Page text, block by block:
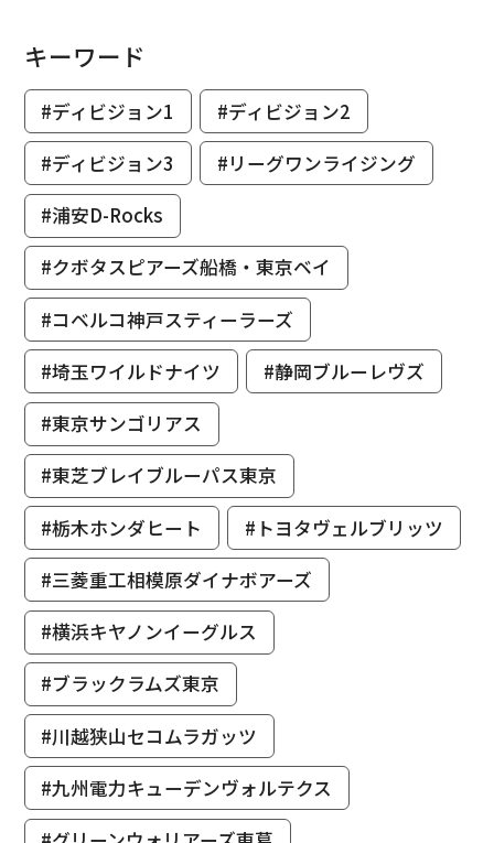
キーワード
#ディビジョン1
#ディビジョン2
#ディビジョン3
#リーグワンライジング
#浦安D-Rocks
#クボタスピアーズ船橋・東京ベイ
#コベルコ神戸スティーラーズ
#埼玉ワイルドナイツ
#静岡ブルーレヴズ
#東京サンゴリアス
#東芝ブレイブルーパス東京
#栃木ホンダヒート
#トヨタヴェルブリッツ
#三菱重工相模原ダイナボアーズ
#横浜キヤノンイーグルス
#ブラックラムズ東京
#川越狭山セコムラガッツ
#九州電力キューデンヴォルテクス